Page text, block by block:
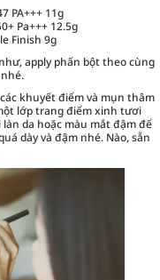
PA+++ 11g
Pa+++ 12.5g
Finish 9g
apply phấn bột theo cùng
khuyết điểm và mụn thâm
lớp trang điểm xinh tươi
da hoặc màu mắt đậm để
dày và đậm nhé. Nào, sẵn